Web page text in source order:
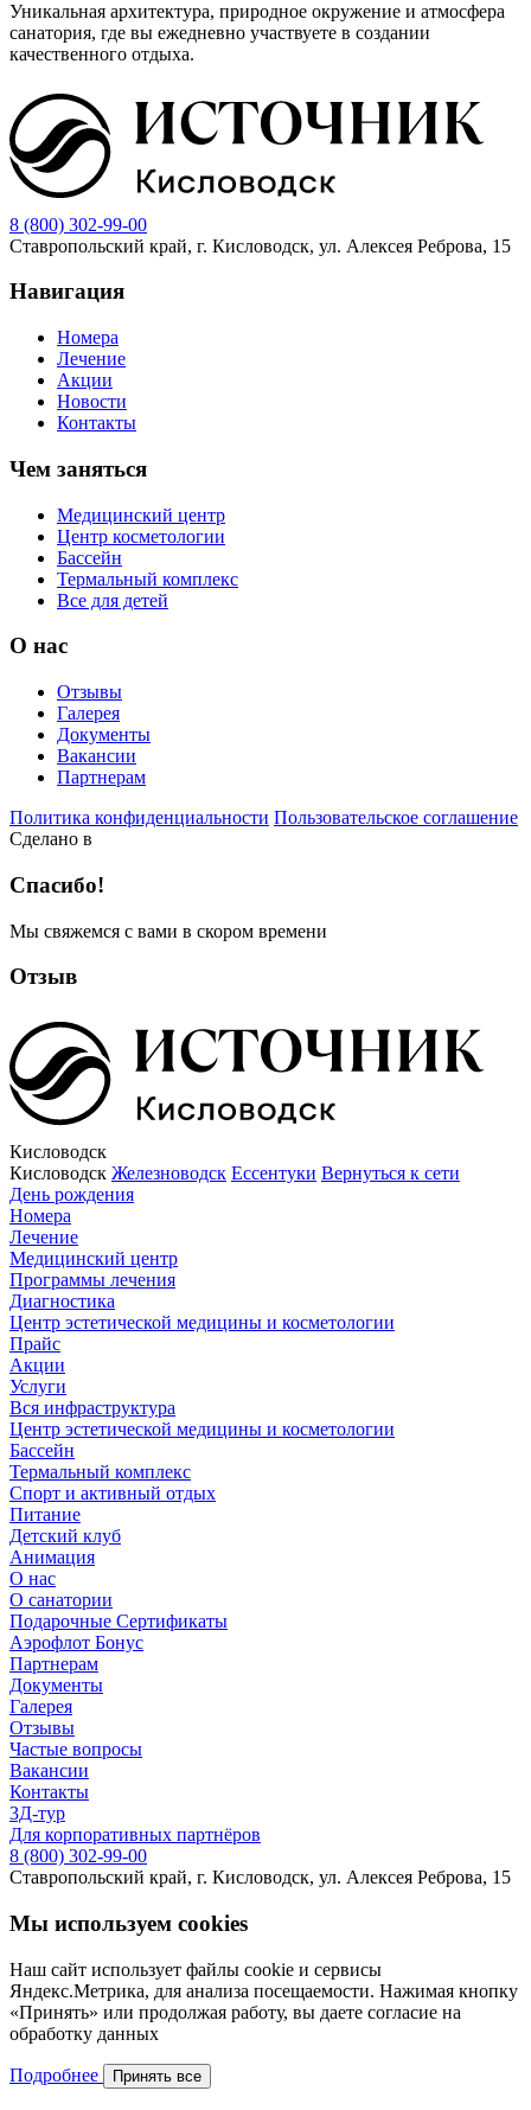
Уникальная архитектура, природное окружение и атмосфера
санатория, где вы ежедневно участвуете в создании
качественного отдыха.
8 (800) 302-99-00
Ставропольский край, г. Кисловодск, ул. Алексея Реброва, 15
Навигация
Номера
Лечение
Акции
Новости
Контакты
Чем заняться
Медицинский центр
Центр косметологии
Бассейн
Термальный комплекс
Все для детей
О нас
Отзывы
Галерея
Документы
Вакансии
Партнерам
Политика конфиденциальности Пользовательское соглашение
Сделано в
Спасибо!
Мы свяжемся с вами в скором времени
Отзыв
Кисловодск
Кисловодск Железноводск Ессентуки Вернуться к сети
День рождения
Номера
Лечение
Медицинский центр
Программы лечения
Диагностика
Центр эстетической медицины и косметологии
Прайс
Акции
Услуги
Вся инфраструктура
Центр эстетической медицины и косметологии
Бассейн
Термальный комплекс
Спорт и активный отдых
Питание
Детский клуб
Анимация
О нас
О санатории
Подарочные Сертификаты
Аэрофлот Бонус
Партнерам
Документы
Галерея
Отзывы
Частые вопросы
Вакансии
Контакты
3Д-тур
Для корпоративных партнёров
8 (800) 302-99-00
Ставропольский край, г. Кисловодск, ул. Алексея Реброва, 15
Мы используем cookies
Наш сайт использует файлы cookie и сервисы
Яндекс.Метрика, для анализа посещаемости. Нажимая кнопку
«Принять» или продолжая работу, вы даете согласие на
обработку данных
Подробнее Принять все